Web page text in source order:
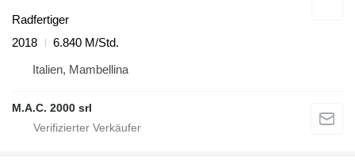
Radfertiger
2018
6.840 M/Std.
Italien, Mambellina
M.A.C. 2000 srl